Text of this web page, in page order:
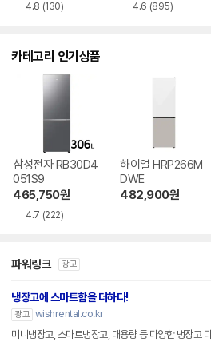
4.8 (130) 4.6 (895)
카테고리 인기상품
삼성전자 RB30D4
051S9
465,750원
4.7 (222)
하이얼 HRP266M
DWE
482,900원
파워링크 광고
냉장고에 스마트함을 더하다!
광고 wishrental.co.kr
미니냉장고, 스마트냉장고, 대용량 등 다양한 냉장고